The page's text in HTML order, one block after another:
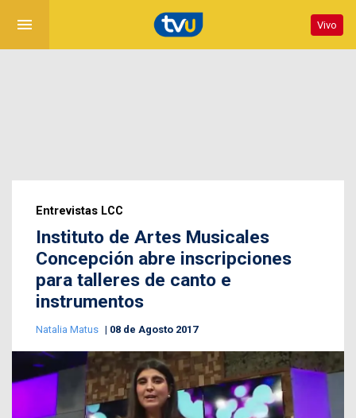
menu Vivo
Entrevistas LCC
Instituto de Artes Musicales
Concepción abre inscripciones
para talleres de canto e
instrumentos
Natalia Matus 08 de Agosto 2017